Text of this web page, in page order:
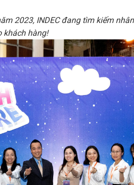
2023, INDEC đang tìm kiếm
khách hàng!